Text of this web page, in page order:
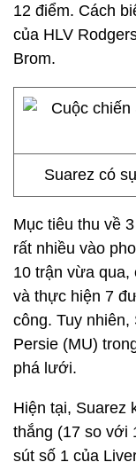
12 điểm. Cách
của HLV
Brom.
Suarez có
Mục tiêu thu về
rất nhiều vào
10 trận vừa qua,
và thực hiện 7
công. Tuy nhiên,
Persie (MU)
phá lưới.
Hiện tại, Suarez
thắng (17 so với
sút số 1 của